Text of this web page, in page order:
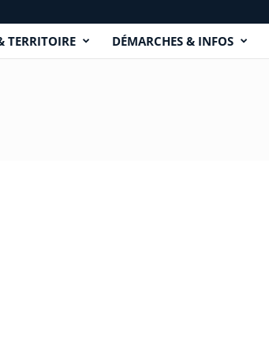
TERRITOIRE DÉMARCHES & INFOS